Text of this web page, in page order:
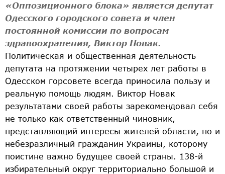
«Оппозиционного блока» является депутат
Одесского городского совета и член
постоянной комиссии по вопросам
здравоохранения, Виктор Новак.
Политическая и общественная деятельность
депутата на протяжении четырех лет работы в
Одесском горсовете всегда приносила пользу и
реальную помощь людям. Виктор Новак
результатами своей работы зарекомендовал себя
не только как ответственный чиновник,
представляющий интересы жителей области, но и
небезразличный гражданин Украины, которому
поистине важно будущее своей страны. 138-й
избирательный округ территориально большой и